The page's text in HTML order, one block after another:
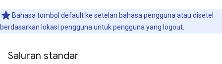
Bahasa tombol default ke setelan bahasa pengguna atau disetel
berdasarkan lokasi pengguna untuk pengguna yang logout.
Saluran standar